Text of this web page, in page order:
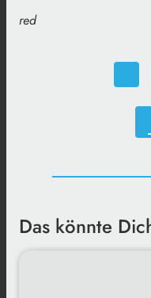
red
Das könnte